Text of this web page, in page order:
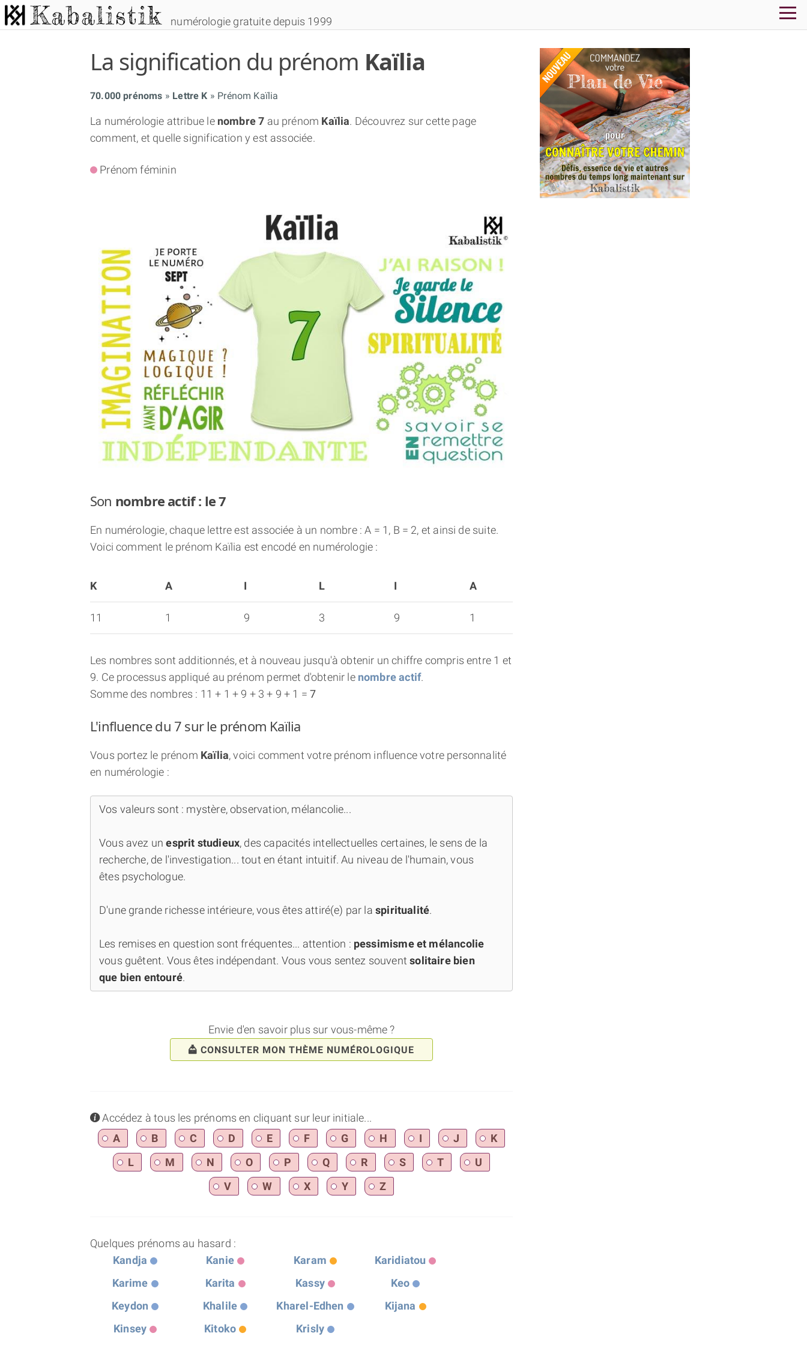
numérologie gratuite depuis 1999
La signification du prénom Kaïlia
70.000 prénoms Lettre K Prénom Kaïlia
La numérologie attribue le nombre 7 au prénom Kaïlia. Découvrez sur cette page
comment, et quelle signification y est associée.
Prénom féminin
Son nombre actif : le 7
En numérologie, chaque lettre est associée à un nombre : A = 1, B = 2, et ainsi de suite.
Voici comment le prénom Kaïlia est encodé en numérologie :
K A I L I A
11 1 9 3 9 1
Les nombres sont additionnés, et à nouveau jusqu'à obtenir un chiffre compris entre 1 et
9. Ce processus appliqué au prénom permet d'obtenir le nombre actif.
Somme des nombres : 11 + 1 + 9 + 3 + 9 + 1 =7
L'influence du 7 sur le prénom Kaïlia
Vous portez le prénom Kaïlia, voici comment votre prénom influence votre personnalité
en numérologie :
Vos valeurs sont : mystère, observation, mélancolie...
Vous avez unesprit studieux, des capacités intellectuelles certaines, le sens de la
recherche, de l'investigation... tout en étant intuitif. Au niveau de l'humain, vous
êtes psychologue.
D'une grande richesse intérieure, vous êtes attiré(e) par laspiritualité.
Les remises en question sont fréquentes... attention : pessimisme et mélancolie
vous guêtent. Vous êtes indépendant. Vous vous sentez souventsolitaire bien
que bien entouré.
Envie d'en savoir plus sur vous-même ?
CONSULTER MON THÈME NUMÉROLOGIQUE
infoAccédez à tous les prénoms en cliquant sur leur initiale...
A
B C D E F G H I J
K
L
M N O P Q R S T
U
V
W X Y Z
Quelques prénoms au hasard :
Kandja
Kanie Karam
Karidiatou
Karime
Karita Kassy
Keo
Keydon
Khalile Kharel-Edhen
Kijana
Kinsey
Kitoko Krisly
NUMÉROSCOPE
THÈME « DOUBLE JE »
APPRENDRE LA NUMÉROLOGIE
EXPLORER LA NUMÉROLOGIE
70.000 PRÉNOMS
(À PROPOS)